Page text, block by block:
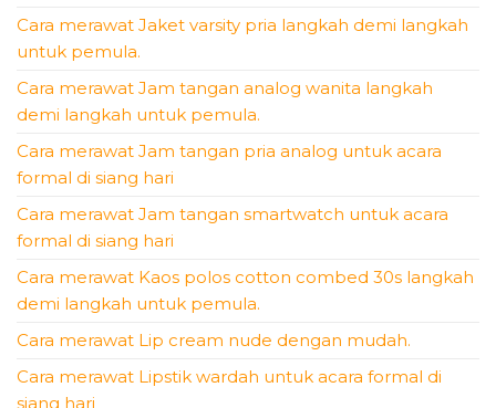
Cara merawat Jaket varsity pria langkah demi langkah
untuk pemula.
Cara merawat Jam tangan analog wanita langkah
demi langkah untuk pemula.
Cara merawat Jam tangan pria analog untuk acara
formal di siang hari
Cara merawat Jam tangan smartwatch untuk acara
formal di siang hari
Cara merawat Kaos polos cotton combed 30s langkah
demi langkah untuk pemula.
Cara merawat Lip cream nude dengan mudah.
Cara merawat Lipstik wardah untuk acara formal di
siang hari